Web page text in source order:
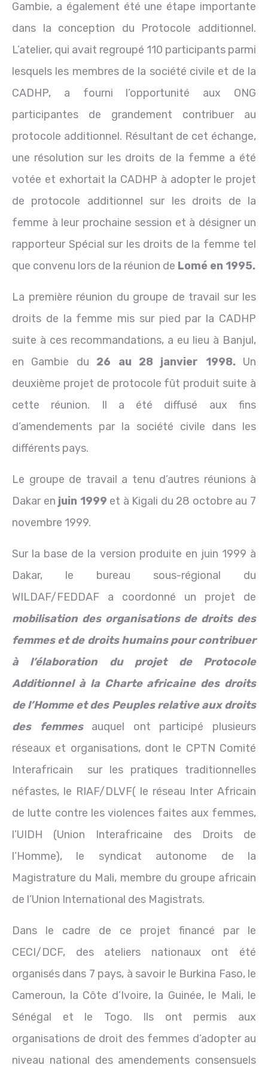
Gambie, a également été une étape importante
dans la conception du Protocole additionnel.
L’atelier, qui avait regroupé 110 participants parmi
lesquels les membres de la société civile et de la
CADHP, a fourni l’opportunité aux ONG
participantes de grandement contribuer au
protocole additionnel. Résultant de cet échange,
une résolution sur les droits de la femme a été
votée et exhortait la CADHP à adopter le projet
de protocole additionnel sur les droits de la
femme à leur prochaine session et à désigner un
rapporteur Spécial sur les droits de la femme tel
que convenu lors de la réunion de Lomé en 1995.
La première réunion du groupe de travail sur les
droits de la femme mis sur pied par la CADHP
suite à ces recommandations, a eu lieu à Banjul,
en Gambie du 26 au 28 janvier 1998. Un
deuxième projet de protocole fût produit suite à
cette réunion. Il a été diffusé aux fins
d’amendements par la société civile dans les
différents pays.
Le groupe de travail a tenu d’autres réunions à
Dakar en juin 1999 et à Kigali du 28 octobre au 7
novembre 1999.
Sur la base de la version produite en juin 1999 à
Dakar, le bureau sous-régional du
WILDAF/FEDDAF a coordonné un projet de
mobilisation des organisations de droits des
femmes et de droits humains pour contribuer
à l’élaboration du projet de Protocole
Additionnel à la Charte africaine des droits
de l’Homme et des Peuples relative aux droits
des femmes
auquel ont participé plusieurs
réseaux et organisations, dont le CPTN Comité
Interafricain sur les pratiques traditionnelles
néfastes, le RIAF/DLVF( le réseau Inter Africain
de lutte contre les violences faites aux femmes,
l’UIDH (Union Interafricaine des Droits de
l’Homme), le syndicat autonome de la
Magistrature du Mali, membre du groupe africain
de l’Union International des Magistrats.
Dans le cadre de ce projet financé par le
CECI/DCF, des ateliers nationaux ont été
organisés dans 7 pays, à savoir le Burkina Faso, le
Cameroun, la Côte d’Ivoire, la Guinée, le Mali, le
Sénégal et le Togo. Ils ont permis aux
organisations de droit des femmes d’adopter au
niveau national des amendements consensuels